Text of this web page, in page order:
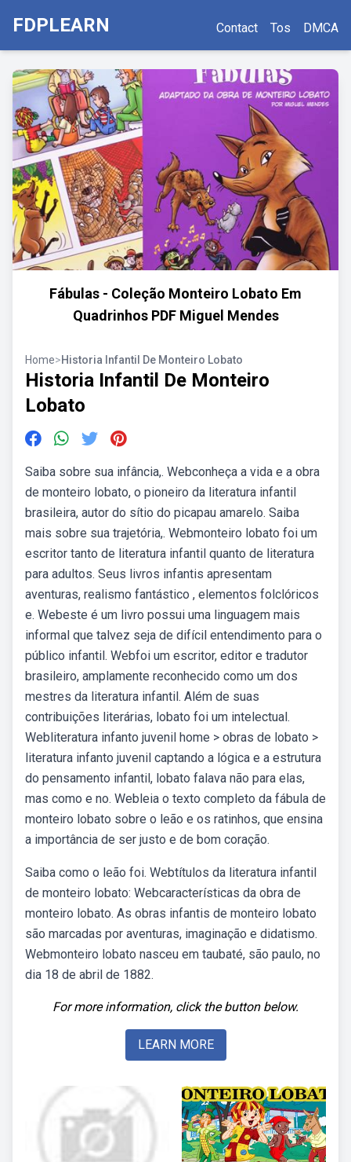
FDPLEARN Contact Tos DMCA
Fábulas - Coleção Monteiro Lobato Em
Quadrinhos PDF Miguel Mendes
Home>Historia Infantil De Monteiro Lobato
Historia Infantil De Monteiro
Lobato
Saiba sobre sua infância,. Webconheça a vida e a obra
de monteiro lobato, o pioneiro da literatura infantil
brasileira, autor do sítio do picapau amarelo. Saiba
mais sobre sua trajetória,. Webmonteiro lobato foi um
escritor tanto de literatura infantil quanto de literatura
para adultos. Seus livros infantis apresentam
aventuras, realismo fantástico , elementos folclóricos
e. Webeste é um livro possui uma linguagem mais
informal que talvez seja de difícil entendimento para o
público infantil. Webfoi um escritor, editor e tradutor
brasileiro, amplamente reconhecido como um dos
mestres da literatura infantil. Além de suas
contribuições literárias, lobato foi um intelectual.
Webliteratura infanto juvenil home > obras de lobato >
literatura infanto juvenil captando a lógica e a estrutura
do pensamento infantil, lobato falava não para elas,
mas como e no. Webleia o texto completo da fábula de
monteiro lobato sobre o leão e os ratinhos, que ensina
a importância de ser justo e de bom coração.
Saiba como o leão foi. Webtítulos da literatura infantil
de monteiro lobato: Webcaracterísticas da obra de
monteiro lobato. As obras infantis de monteiro lobato
são marcadas por aventuras, imaginação e didatismo.
Webmonteiro lobato nasceu em taubaté, são paulo, no
dia 18 de abril de 1882.
For more information, click the button below.
LEARN MORE